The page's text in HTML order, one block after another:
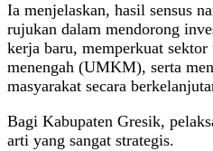
Ia menjelaskan, hasil sensus
rujukan dalam mendorong
kerja baru, memperkuat
menengah (UMKM), serta
masyarakat secara
Bagi Kabupaten Gresik,
arti yang sangat strategis.